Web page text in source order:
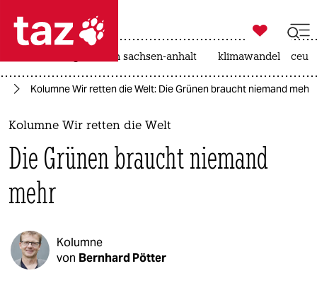
 taz zahl ich
taz zahl ich
themen
politik
öko
kultur

taz zahl ich
landtagswahl in sachsen-anhalt klimawandel ceuta
Kolumne Wir retten die Welt: Die Grünen braucht niemand mehr
Kolumne Wir retten die Welt
Die Grünen braucht niemand
mehr
Kolumne
von Bernhard Pötter